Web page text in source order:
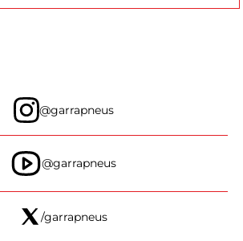
@garrapneus
@garrapneus
/garrapneus